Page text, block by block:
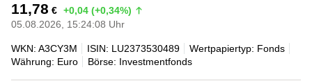
11,78 € +0,04 (+0,34%)
05.08.2026, 15:24:08 Uhr
WKN: A3CY3M ISIN: LU2373530489
Wertpapiertyp: Fonds
Währung: Euro
Börse: Investmentfonds